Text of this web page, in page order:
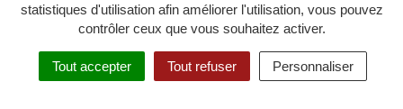
statistiques d'utilisation afin améliorer l'utilisation, vous pouvez
contrôler ceux que vous souhaitez activer.
Tout accepter Tout refuser Personnaliser
Politique de confidentialité
Crédits